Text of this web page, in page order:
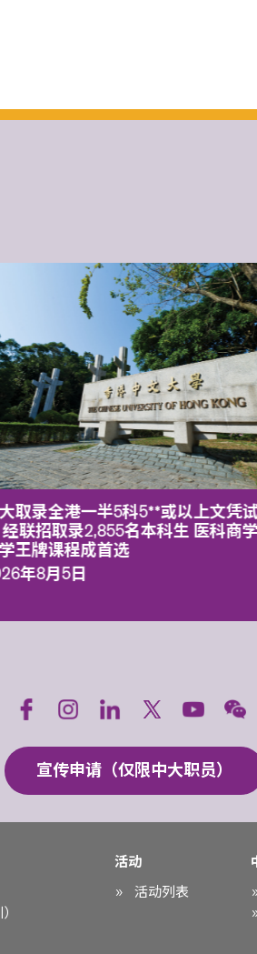
取录全港一半5科5**或以上文凭
联招取录2,855名本科生 医科商
王牌课程成首选
年8月5日
宣传申请（仅限中大职员）
活动
活动列表